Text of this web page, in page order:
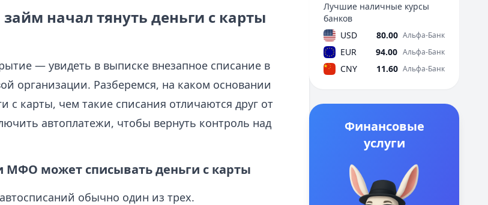
займ начал тянуть деньги с карты
— увидеть в выписке внезапное списание в
организации. Разберемся, на каком основании
с карты, чем такие списания отличаются друг от
автоплатежи, чтобы вернуть контроль над
МФО может списывать деньги с карты
обычно один из трех.
Лучшие наличные курсы
банков
USD
80.00 Альфа-Банк
EUR 94.00 Альфа-Банк
CNY 11.60 Альфа-Банк
Финансовые
услуги